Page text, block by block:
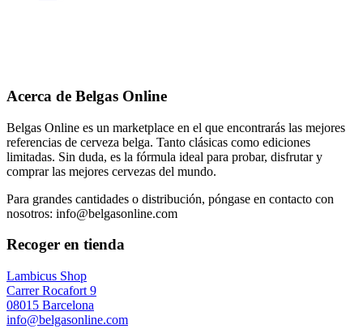
Acerca de Belgas Online
Belgas Online es un marketplace en el que encontrarás las mejores
referencias de cerveza belga. Tanto clásicas como ediciones
limitadas. Sin duda, es la fórmula ideal para probar, disfrutar y
comprar las mejores cervezas del mundo.
Para grandes cantidades o distribución, póngase en contacto con
nosotros: info@belgasonline.com
Recoger en tienda
Lambicus Shop
Carrer Rocafort 9
08015 Barcelona
info@belgasonline.com